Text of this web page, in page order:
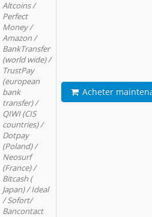
Altcoins /
Perfect
Money /
Amazon /
BankTransfer
(world wide) /
TrustPay
(european
bank
transfer) /
QIWI (CIS
countries) /
Dotpay
(Poland) /
Neosurf
(France) /
Bitcash (
Japan) / Ideal
/ Sofort/
Bancontact
Acheter